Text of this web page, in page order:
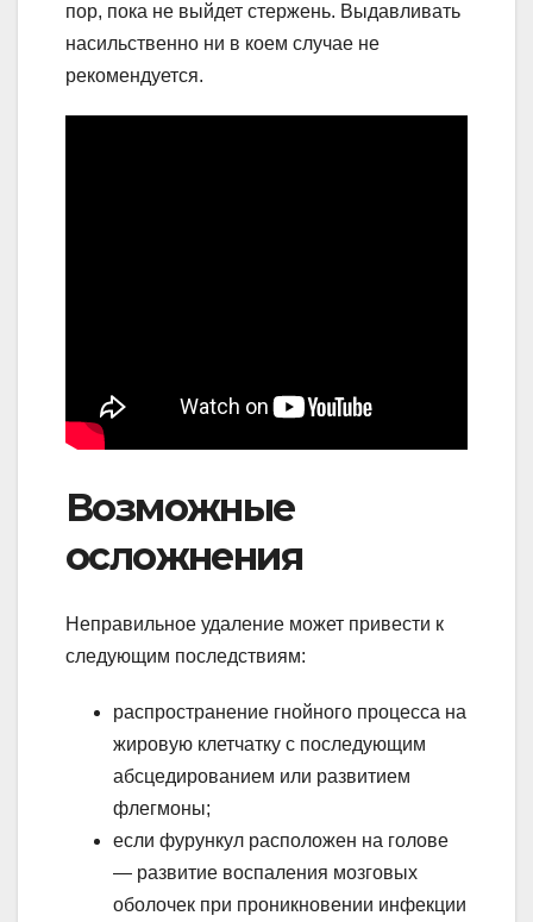
пор, пока не выйдет стержень. Выдавливать
насильственно ни в коем случае не
рекомендуется.
Возможные
осложнения
Неправильное удаление может привести к
следующим последствиям:
распространение гнойного процесса на
жировую клетчатку с последующим
абсцедированием или развитием
флегмоны;
если фурункул расположен на голове
— развитие воспаления мозговых
оболочек при проникновении инфекции